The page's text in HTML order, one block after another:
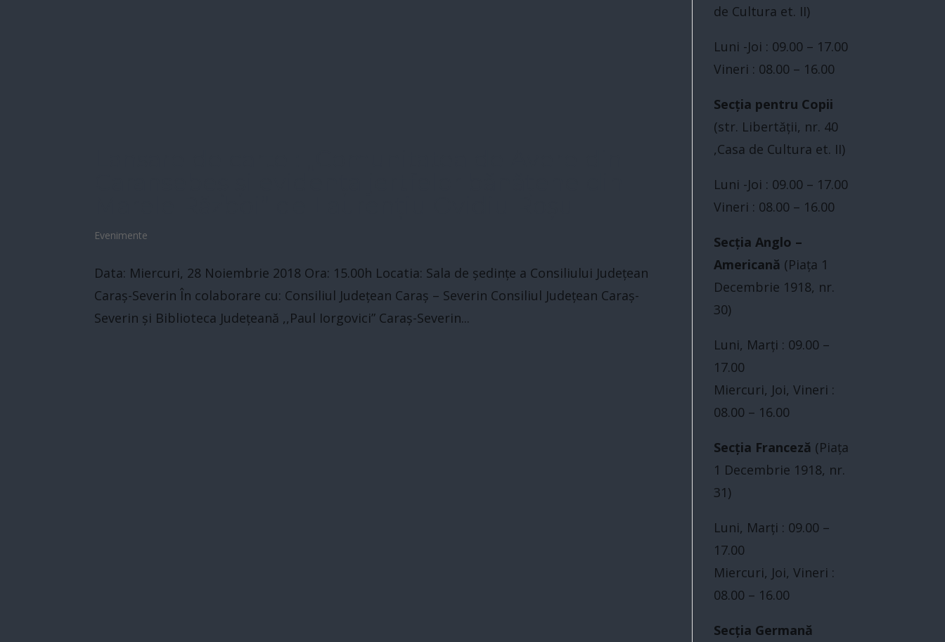
Evenimente
Data: Miercuri, 28 Noiembrie 2018 Ora: 15.00h Locatia: Sala de ședințe a Consiliului Județean
Caraș-Severin În colaborare cu: Consiliul Județean Caraș – Severin Consiliul Județean Caraș-
Severin și Biblioteca Județeană ,,Paul Iorgovici” Caraș-Severin...
de Cultura et. II)
Luni -Joi : 09.00 – 17.00
Vineri : 08.00 – 16.00
Secția pentru Copii
(str. Libertăţii, nr. 40
,Casa de Cultura et. II)
Luni -Joi : 09.00 – 17.00
Vineri : 08.00 – 16.00
Secția Anglo –
Americană (Piaţa 1
Decembrie 1918, nr.
30)
Luni, Marți : 09.00 –
17.00
Miercuri, Joi, Vineri :
08.00 – 16.00
Secția Franceză (Piaţa
1 Decembrie 1918, nr.
31)
Luni, Marți : 09.00 –
17.00
Miercuri, Joi, Vineri :
08.00 – 16.00
Secția Germană